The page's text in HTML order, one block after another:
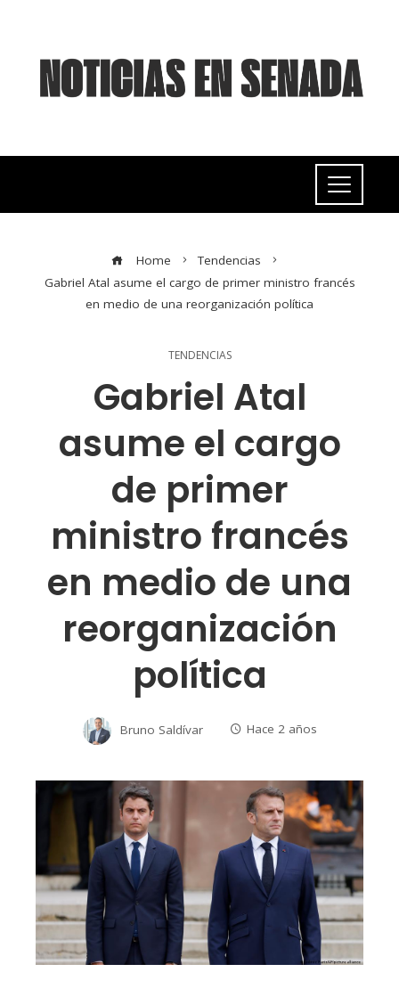
Home
Tendencias
Gabriel Atal asume el cargo de primer ministro francés
en medio de una reorganización política
TENDENCIAS
Gabriel Atal
asume el cargo
de primer
ministro francés
en medio de una
reorganización
política
Bruno Saldívar Hace 2 años